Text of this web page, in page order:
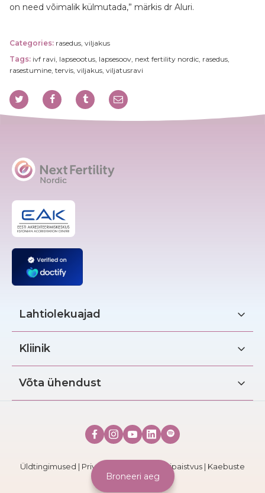
Broneeri aeg
on need võimalik külmutada,” märkis dr Aluri.
Categories: rasedus viljakus
Tags: ivf ravi lapseootus lapsesoov next fertility nordic rasedus
rasestumine tervis viljakus viljatusravi
Lahtiolekuajad
Kliinik
Võta ühendust
Üldtingimused | Privaatsuspoliitika Läbipaistvus | Kaebuste
lahendamine